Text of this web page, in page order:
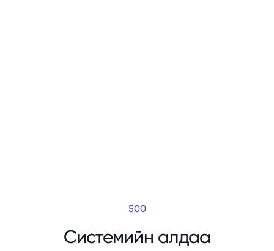
500
Системийн алдаа